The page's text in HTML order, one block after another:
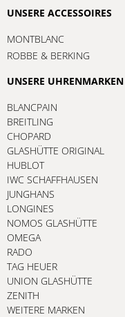
UNSERE ACCESSOIRES
MONTBLANC
ROBBE & BERKING
UNSERE UHRENMARKEN
BLANCPAIN
BREITLING
CHOPARD
GLASHÜTTE ORIGINAL
HUBLOT
IWC SCHAFFHAUSEN
JUNGHANS
LONGINES
NOMOS GLASHÜTTE
OMEGA
RADO
TAG HEUER
UNION GLASHÜTTE
ZENITH
WEITERE MARKEN